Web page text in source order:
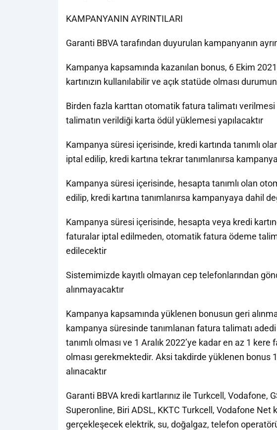
KAMPANYANIN AYRINTILARI
Garanti BBVA tarafından duyurulan kampanyanın
Kampanya kapsamında kazanılan bonus, 6 Ekim
kartınızın kullanılabilir ve açık statüde olması
Birden fazla karttan otomatik fatura talimatı
talimatın verildiği karta ödül yüklemesi yapılacaktır
Kampanya süresi içerisinde, kredi kartında tanımlı
iptal edilip, kredi kartına tekrar tanımlanırsa
Kampanya süresi içerisinde, hesapta tanımlı olan
edilip, kredi kartına tanımlanırsa kampanyaya dahil
Kampanya süresi içerisinde, hesapta veya kredi
faturalar iptal edilmeden, otomatik fatura ödeme
edilecektir
Sistemimizde kayıtlı olmayan cep telefonlarından
alınmayacaktır
Kampanya kapsamında yüklenen bonusun geri
kampanya süresinde tanımlanan fatura talimatı adedi
tanımlı olması ve 1 Aralık 2022’ye kadar en az 1 kere
olması gerekmektedir. Aksi takdirde yüklenen bonus
alınacaktır
Garanti BBVA kredi kartlarınız ile Turkcell, Vodafone,
Superonline, Biri ADSL, KKTC Turkcell, Vodafone Net
gerçekleşecek elektrik, su, doğalgaz, telefon